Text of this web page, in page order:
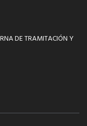
DE TRAMITACIÓN Y